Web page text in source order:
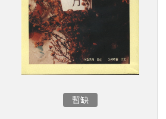
暫缺